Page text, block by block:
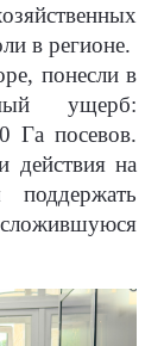
в регионе.
понесли в
ущерб:
Га посевов.
действия на
поддержать